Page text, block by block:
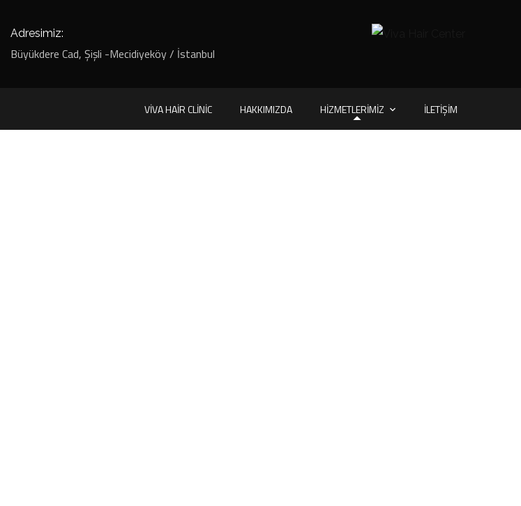
Adresimiz:
Büyükdere Cad, Şişli -Mecidiyeköy / İstanbul
VIVA HAIR CLINIC HAKKIMIZDA HIZMETLERIMIZ İLETIŞIM